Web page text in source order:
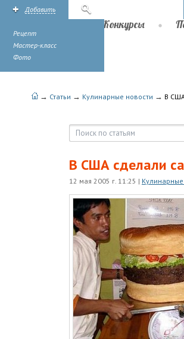
Добавить
Рецепт
Мастер-класс
Фото
Конкурсы
→ Статьи → Кулинарные новости → В
В США сделали
12 мая 2005 г. 11:25 |